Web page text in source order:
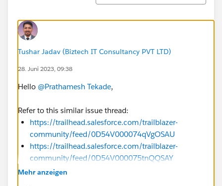
Tushar Jadav (Biztech IT Consultancy PVT LTD)
28. Juni 2023, 09:38
Hello @Prathamesh Tekade,
Refer to this similar issue thread:
https://trailhead.salesforce.com/trailblazer-
community/feed/0D54V000074qVgOSAU
https://trailhead.salesforce.com/trailblazer-
community/feed/0D54V000075tnQQSAY
https://trailhead.salesforce.com/trailblazer-
Mehr anzeigen